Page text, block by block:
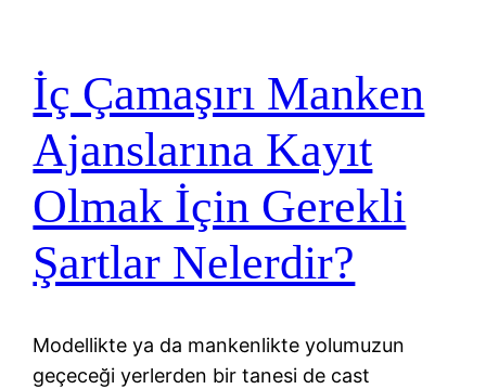
İç Çamaşırı Manken
Ajanslarına Kayıt
Olmak İçin Gerekli
Şartlar Nelerdir?
Modellikte ya da mankenlikte yolumuzun
geçeceği yerlerden bir tanesi de cast